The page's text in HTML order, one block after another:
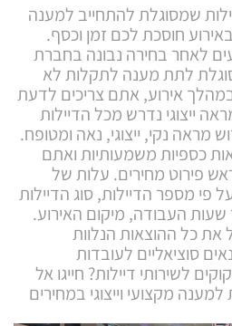
שמסוגלת להתחייב למענה
חוסכת לכם זמן וכסף.
לאחר בחירה נבונה בחברת
לתת מענה לתקלות לא
במהלך אירוע, אתם צריכים לדעת
ייצוגי נדרש מכל הדיילות
מראה נקי, ייצוגי, נאה ומטופח.
כספיות משמעותיות ואתם
פירוט מחירים. עלות של
פי מספר הדיילות, סוג הדיילות
העבודה, מיקום האירוע.
כל ההוצאות הנלוות
סוציאליים לעובדות
לשירותי דיילות? חייגו אל
מקצועי וייצוגי במחירים